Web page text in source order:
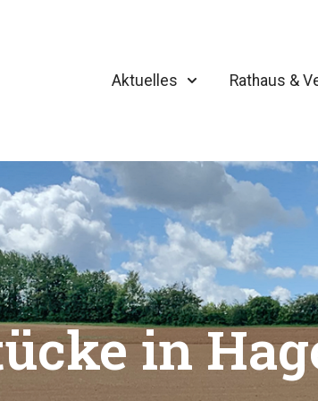
Aktuelles Rathaus &
in